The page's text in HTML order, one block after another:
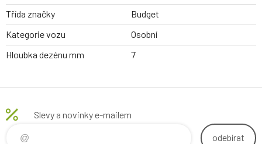
Třída značky
Budget
Kategorie vozu
Osobní
Hloubka dezénu mm
7
Slevy a novinky e-mailem
odebírat